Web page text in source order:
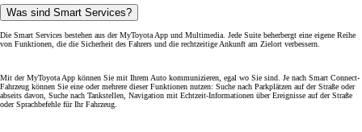
Was sind Smart Services?
Die Smart Services bestehen aus der MyToyota App und Multimedia. Jede Suite beherbergt eine eigene Reihe
von Funktionen, die die Sicherheit des Fahrers und die rechtzeitige Ankunft am Zielort verbessern.
Mit der MyToyota App können Sie mit Ihrem Auto kommunizieren, egal wo Sie sind. Je nach Smart Connect-
Fahrzeug können Sie eine oder mehrere dieser Funktionen nutzen: Suche nach Parkplätzen auf der Straße oder
abseits davon, Suche nach Tankstellen, Navigation mit Echtzeit-Informationen über Ereignisse auf der Straße
oder Sprachbefehle für Ihr Fahrzeug.